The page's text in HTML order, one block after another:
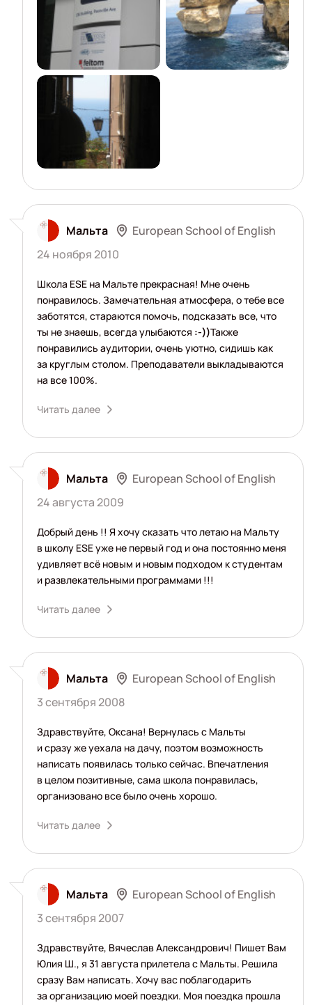
Мальта
European School of English
24 ноября 2010
Школа ESE на Мальте прекрасная! Мне очень
понравилось. Замечательная атмосфера, о тебе все
заботятся, стараются помочь, подсказать все, что
ты не знаешь, всегда улыбаются :-))Также
понравились аудитории, очень уютно, сидишь как
за круглым столом. Преподаватели выкладываются
на все 100%.
Читать далее
Мальта
European School of English
24 августа 2009
Добрый день !! Я хочу сказать что летаю на Мальту
в школу ESE уже не первый год и она постоянно меня
удивляет всё новым и новым подходом к студентам
и развлекательными программами !!!
Читать далее
Мальта
European School of English
3 сентября 2008
Здравствуйте, Оксана! Вернулась с Мальты
и сразу же уехала на дачу, поэтом возможность
написать появилась только сейчас. Впечатления
в целом позитивные, сама школа понравилась,
организовано все было очень хорошо.
Читать далее
Мальта
European School of English
3 сентября 2007
Здравствуйте, Вячеслав Александрович! Пишет Вам
Юлия Ш., я 31 августа прилетела с Мальты. Решила
сразу Вам написать. Хочу вас поблагодарить
за организацию моей поездки. Моя поездка прошла